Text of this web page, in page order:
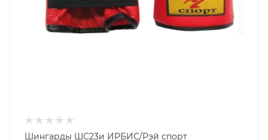
Шингарды ШС23и ИРБИС/Рэй спорт